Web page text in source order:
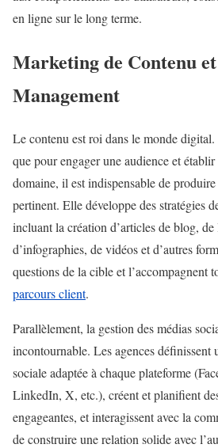
en ligne sur le long terme.
Marketing de Contenu
Management
Le contenu est roi dans le monde
que pour engager une audience et
domaine, il est indispensable de
pertinent. Elle développe des stratégies
incluant la création d’articles de blog,
d’infographies, de vidéos et d’autres
questions de la cible et l’accompagnent
parcours client.
Parallèlement, la gestion des médias
incontournable. Les agences définissent
sociale adaptée à chaque plateforme
LinkedIn, X, etc.), créent et planifient
engageantes, et interagissent avec la
de construire une relation solide avec